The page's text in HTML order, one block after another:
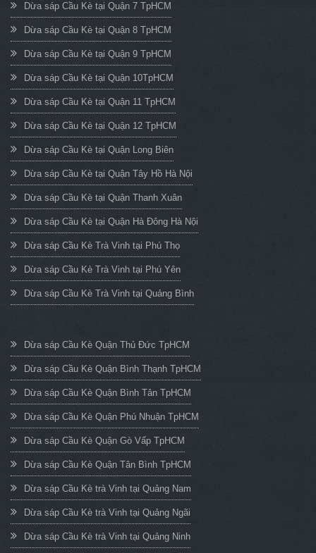
Dừa sáp Cầu Kè tại Quận 7 TpHCM
Dừa sáp Cầu Kè tại Quận 8 TpHCM
Dừa sáp Cầu Kè tại Quận 9 TpHCM
Dừa sáp Cầu Kè tại Quận 10TpHCM
Dừa sáp Cầu Kè tại Quận 11 TpHCM
Dừa sáp Cầu Kè tại Quận 12 TpHCM
Dừa sáp Cầu Kè tại Quận Long Biên
Dừa sáp Cầu Kè tại Quận Tây Hồ Hà Nội
Dừa sáp Cầu Kè tại Quận Thanh Xuân
Dừa sáp Cầu Kè tại Quận Hà Đông Hà Nội
Dừa sáp Cầu Kè Trà Vinh tại Phú Thọ
Dừa sáp Cầu Kè Trà Vinh tại Phú Yên
Dừa sáp Cầu Kè Trà Vinh tại Quảng Bình
Dừa sáp Cầu Kè Quận Thủ Đức TpHCM
Dừa sáp Cầu Kè Quận Bình Thạnh TpHCM
Dừa sáp Cầu Kè Quận Bình Tân TpHCM
Dừa sáp Cầu Kè Quận Phú Nhuận TpHCM
Dừa sáp Cầu Kè Quận Gò Vấp TpHCM
Dừa sáp Cầu Kè Quận Tân Bình TpHCM
Dừa sáp Cầu Kè trà Vinh tại Quảng Nam
Dừa sáp Cầu Kè trà Vinh tại Quảng Ngãi
Dừa sáp Cầu Kè trà Vinh tại Quảng Ninh